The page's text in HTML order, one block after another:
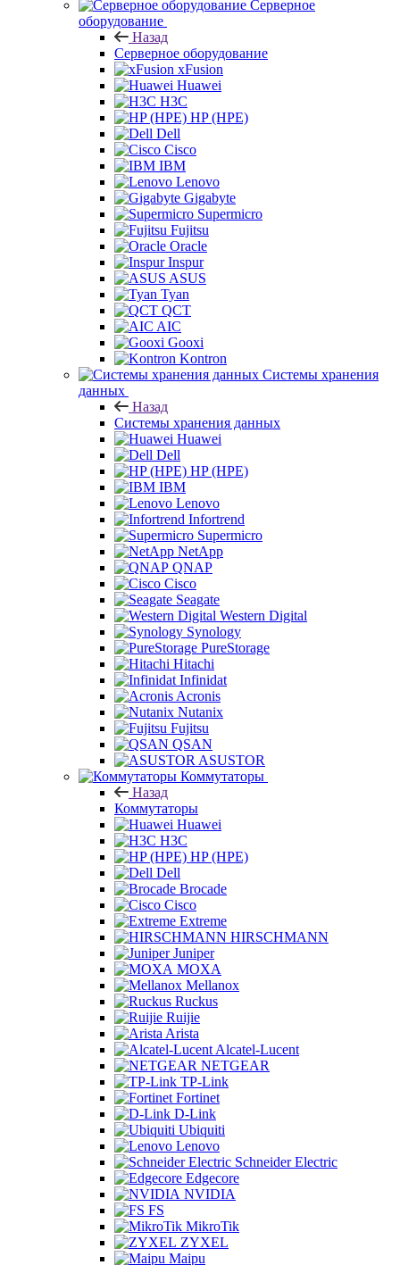
Серверное
оборудование
Назад
Серверное оборудование
xFusion
Huawei
H3C
HP (HPE)
Dell
Cisco
IBM
Lenovo
Gigabyte
Supermicro
Fujitsu
Oracle
Inspur
ASUS
Tyan
QCT
AIC
Gooxi
Kontron
Системы хранения
данных
Назад
Системы хранения данных
Huawei
Dell
HP (HPE)
IBM
Lenovo
Infortrend
Supermicro
NetApp
QNAP
Cisco
Seagate
Western Digital
Synology
PureStorage
Hitachi
Infinidat
Acronis
Nutanix
Fujitsu
QSAN
ASUSTOR
Коммутаторы
Назад
Коммутаторы
Huawei
H3C
HP (HPE)
Dell
Brocade
Cisco
Extreme
HIRSCHMANN
Juniper
MOXA
Mellanox
Ruckus
Ruijie
Arista
Alcatel-Lucent
NETGEAR
TP-Link
Fortinet
D-Link
Ubiquiti
Lenovo
Schneider Electric
Edgecore
NVIDIA
FS
MikroTik
ZYXEL
Maipu